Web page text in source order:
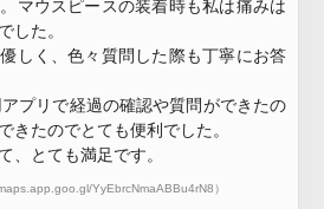
マウスピースの装着時も私は痛みは
した。
しく、色々質問した際も丁寧にお答
プリで経過の確認や質問ができたの
きたのでとても便利でした。
、とても満足です。
YyEbrcNmaABBu4rN8）